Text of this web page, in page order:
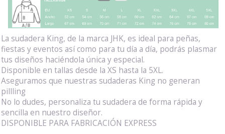
La sudadera King, de la marca JHK, es ideal para peñas,
fiestas y eventos así como para tu día a día, podrás plasmar
tus diseños haciéndola única y especial.
Disponible en tallas desde la XS hasta la 5XL.
Aseguramos que nuestras sudaderas King no generan
pillling
No lo dudes, personaliza tu sudadera de forma rápida y
sencilla en nuestro diseñor.
DISPONIBLE PARA FABRICACIÓN EXPRESS